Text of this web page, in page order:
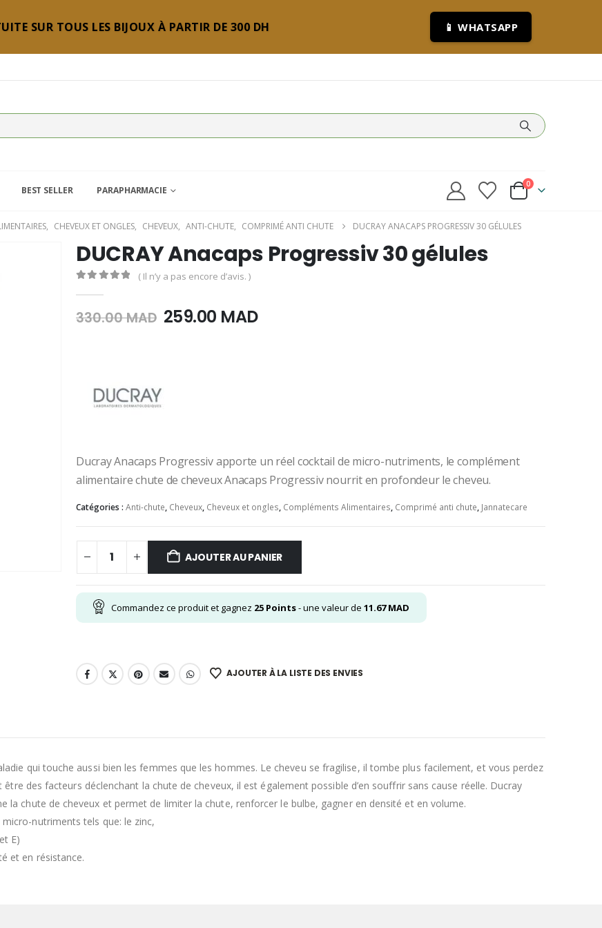
SUR TOUS LES BIJOUX À PARTIR DE 300 DH 📱 WHATSAPP
BEST SELLER PARAPHARMACIE
0
, CHEVEUX ET ONGLES, CHEVEUX, ANTI-CHUTE, COMPRIMÉ ANTI CHUTE DUCRAY ANACAPS PROGRESSIV 30 GÉLULES
DUCRAY Anacaps Progressiv 30 gélules
( Il n’y a pas encore d’avis. )
330.00MAD Le
259.00 MADLe
Ducray Anacaps Progressiv apporte un réel cocktail de micro-nutriments, le complément
alimentaire chute de cheveux Anacaps Progressiv nourrit en profondeur le cheveu.
Catégories : Anti-chute, Cheveux, Cheveux et ongles, Compléments Alimentaires, Comprimé anti chute, Jannatecare
AJOUTER AU PANIER
Commandez ce produit et gagnez 25 Points- une valeur de 11.67MAD
AJOUTER À LA LISTE DES ENVIES
qui touche aussi bien les femmes que les hommes. Le cheveu se fragilise, il tombe plus facilement, et vous perdez
des facteurs déclenchant la chute de cheveux, il est également possible d’en souffrir sans cause réelle. Ducray
la chute de cheveux et permet de limiter la chute, renforcer le bulbe, gagner en densité et en volume.
nutriments tels que: le zinc,
E)
et en résistance.